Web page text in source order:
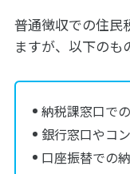
普通徴収での住民
ますが、以下のも
納税課窓口で
銀行窓口やコ
口座振替での